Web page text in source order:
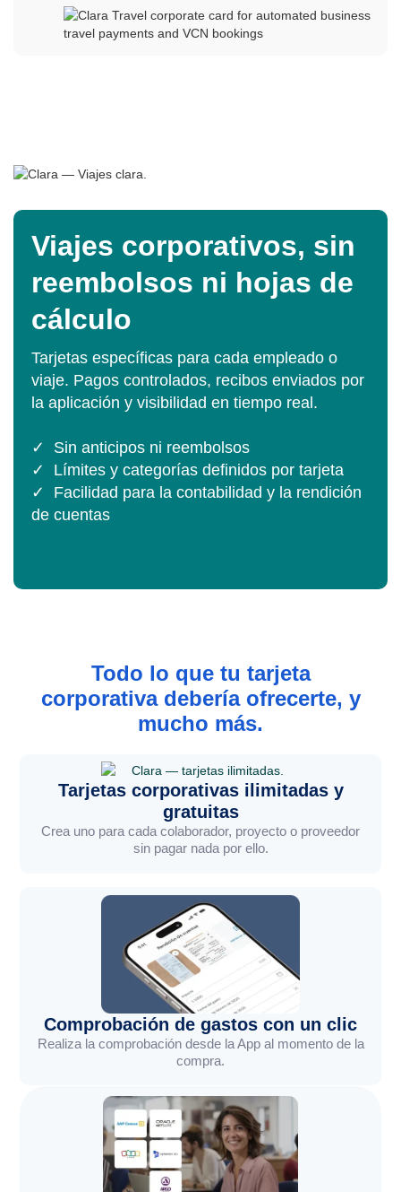
Viajes corporativos, sin
reembolsos ni hojas de
cálculo
Tarjetas específicas para cada empleado o
viaje. Pagos controlados, recibos enviados por
la aplicación y visibilidad en tiempo real.
✓ Sin anticipos ni reembolsos
✓ Límites y categorías definidos por tarjeta
✓ Facilidad para la contabilidad y la rendición
de cuentas
Todo lo que tu tarjeta
corporativa debería ofrecerte, y
mucho más.
Tarjetas corporativas ilimitadas y
gratuitas
Crea uno para cada colaborador, proyecto o proveedor
sin pagar nada por ello.
Comprobación de gastos con un clic
Realiza la comprobación desde la App al momento de la
compra.